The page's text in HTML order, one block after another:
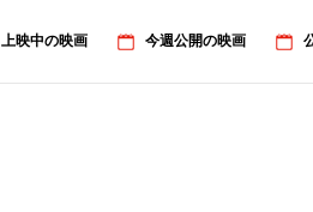
上映中の映画 今週公開の映画